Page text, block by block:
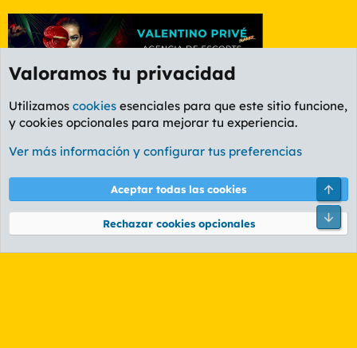
Etiquetas
Cookies
PL OLDSTYLE AMARILLO
Términos y reglas Política de privacidad Ayuda
Community platform by XenForo® © 2010-2026 XenForo Ltd.
Valoramos tu privacidad
Utilizamos cookies esenciales para que este sitio funcione,
y cookies opcionales para mejorar tu experiencia.
Ver más información y configurar tus preferencias
Aceptar todas las cookies
Rechazar cookies opcionales
Pie